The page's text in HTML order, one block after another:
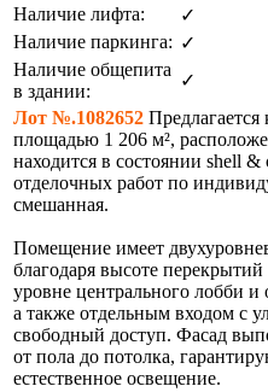
Наличие лифта:
✓
Наличие паркинга: ✓
Наличие общепита
в здании:
✓
Лот №.1082652
площадью 1 206 м²,
находится в состоянии shell &
отделочных работ по
смешанная.
Помещение имеет
благодаря высоте
уровне центрального лобби и
а также отдельным входом с
свободный доступ. Фасад
от пола до потолка,
естественное освещение.